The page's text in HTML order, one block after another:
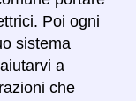
Poi ogni
sistema
a
che